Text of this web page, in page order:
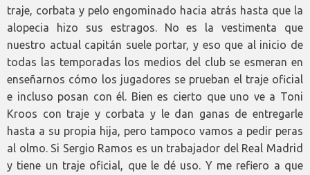
traje, corbata y pelo engominado hacia atrás hasta que la
alopecia hizo sus estragos. No es la vestimenta que
nuestro actual capitán suele portar, y eso que al inicio de
todas las temporadas los medios del club se esmeran en
enseñarnos cómo los jugadores se prueban el traje oficial
e incluso posan con él. Bien es cierto que uno ve a Toni
Kroos con traje y corbata y le dan ganas de entregarle
hasta a su propia hija, pero tampoco vamos a pedir peras
al olmo. Si Sergio Ramos es un trabajador del Real Madrid
y tiene un traje oficial, que le dé uso. Y me refiero a que